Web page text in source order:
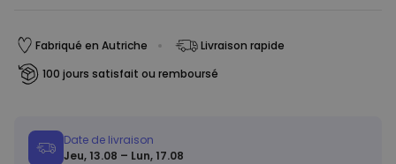
Fabriqué en Autriche
Livraison rapide
100 jours satisfait ou remboursé
Date de livraison
Jeu, 13.08 – Lun, 17.08